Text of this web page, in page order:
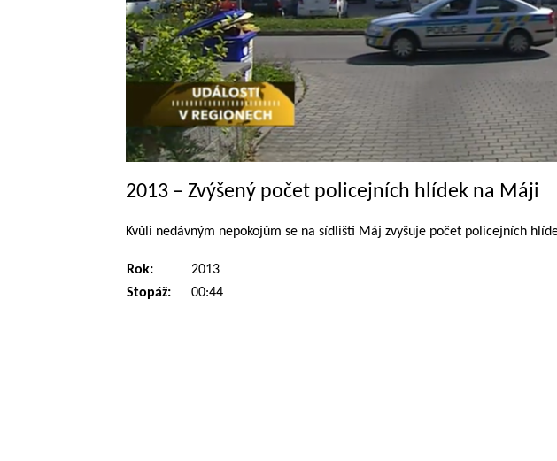
2013 – Zvýšený počet policejních hlídek na Máji
Kvůli nedávným nepokojům se na sídlišti Máj zvyšuje počet policejních
Rok:
2013
Stopáž:
00:44